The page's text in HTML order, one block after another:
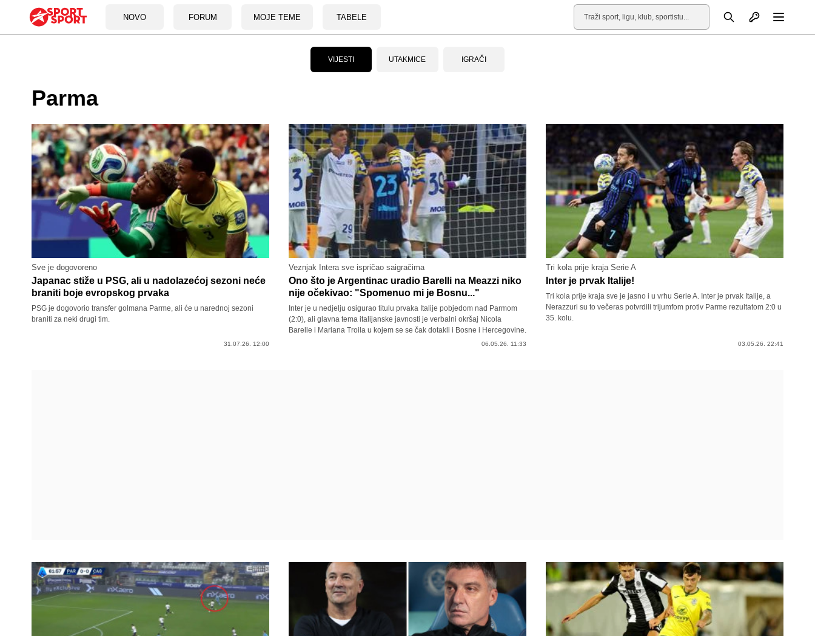
NOVO FORUM MOJE TEME TABELE
Pretraga Otvori profil
VIJESTI UTAKMICE IGRAČI
Parma
Sve je dogovoreno
Japanac stiže u PSG, ali u nadolazećoj sezoni neće
braniti boje evropskog prvaka
PSG je dogovorio transfer golmana Parme, ali će u narednoj sezoni
braniti za neki drugi tim.
31.07.26. 12:00
Veznjak Intera sve ispričao saigračima
Ono što je Argentinac uradio Barelli na Meazzi niko
nije očekivao: "Spomenuo mi je Bosnu..."
Inter je u nedjelju osigurao titulu prvaka Italije pobjedom nad Parmom
(2:0), ali glavna tema italijanske javnosti je verbalni okršaj Nicola
Barelle i Mariana Troila u kojem se se čak dotakli i Bosne i Hercegovine.
06.05.26. 11:33
Tri kola prije kraja Serie A
Inter je prvak Italije!
Tri kola prije kraja sve je jasno i u vrhu Serie A. Inter je prvak Italije, a
Nerazzuri su to večeras potvrdili trijumfom protiv Parme rezultatom 2:0 u
35. kolu.
03.05.26. 22:41